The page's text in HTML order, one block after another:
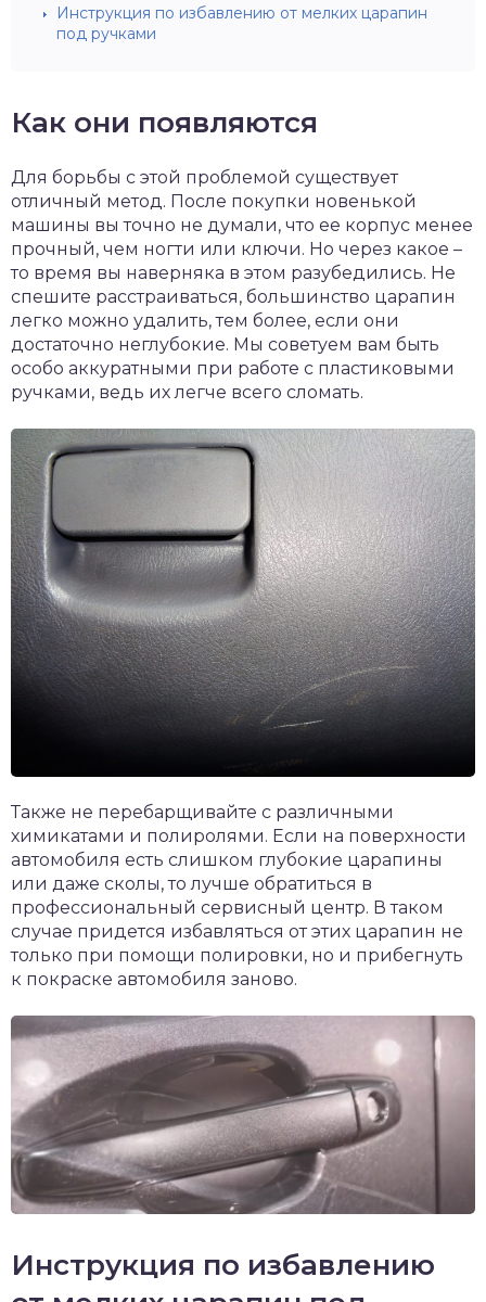
Инструкция по избавлению от мелких царапин
под ручками
Как они появляются
Для борьбы с этой проблемой существует
отличный метод. После покупки новенькой
машины вы точно не думали, что ее корпус менее
прочный, чем ногти или ключи. Но через какое –
то время вы наверняка в этом разубедились. Не
спешите расстраиваться, большинство царапин
легко можно удалить, тем более, если они
достаточно неглубокие. Мы советуем вам быть
особо аккуратными при работе с пластиковыми
ручками, ведь их легче всего сломать.
Также не перебарщивайте с различными
химикатами и полиролями. Если на поверхности
автомобиля есть слишком глубокие царапины
или даже сколы, то лучше обратиться в
профессиональный сервисный центр. В таком
случае придется избавляться от этих царапин не
только при помощи полировки, но и прибегнуть
к покраске автомобиля заново.
Инструкция по избавлению